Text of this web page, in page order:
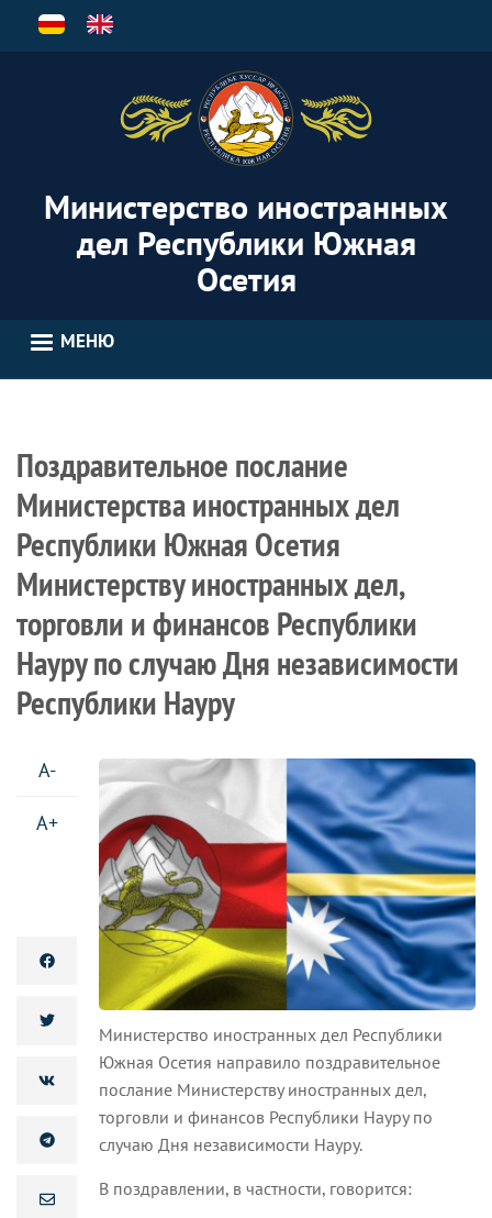
Перейти
Министерство иностранных
дел Республики Южная
Осетия
МЕНЮ
Поздравительное послание
Министерства иностранных дел
Республики Южная Осетия
Министерству иностранных дел,
торговли и финансов Республики
Науру по случаю Дня независимости
Республики Науру
A-
A+
Министерство иностранных дел Республики
Южная Осетия направило поздравительное
послание Министерству иностранных дел,
торговли и финансов Республики Науру по
случаю Дня независимости Науру.
В поздравлении, в частности, говорится: